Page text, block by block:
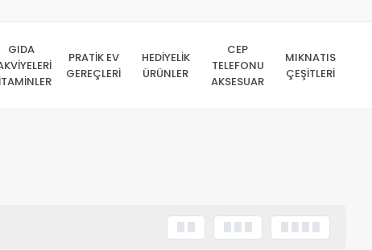
GIDA
PRATİK EV
GEREÇLERİ
HEDİYELİK
ÜRÜNLER
CEP
TELEFONU
AKSESUAR
MIKNATIS
ÇEŞİTLERİ